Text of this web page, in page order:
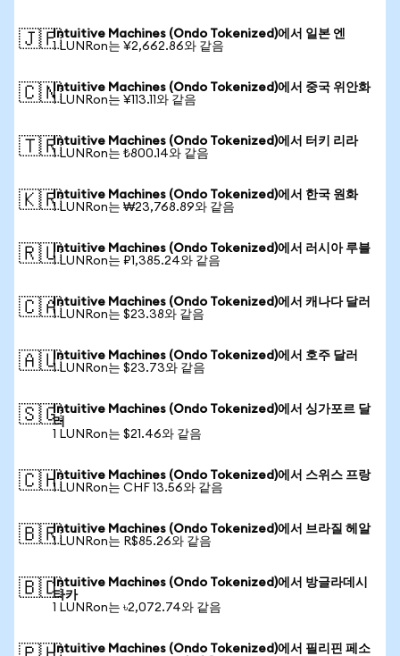
🇯🇵Intuitive Machines (Ondo Tokenized)에서 일본 엔
1 LUNRon는 ¥2,662.86와 같음
🇨🇳Intuitive Machines (Ondo Tokenized)에서 중국 위안화
1 LUNRon는 ¥113.11와 같음
🇹🇷Intuitive Machines (Ondo Tokenized)에서 터키 리라
1 LUNRon는 ₺800.14와 같음
🇰🇷Intuitive Machines (Ondo Tokenized)에서 한국 원화
1 LUNRon는 ₩23,768.89와 같음
🇷🇺Intuitive Machines (Ondo Tokenized)에서 러시아 루블
1 LUNRon는 ₽1,385.24와 같음
🇨🇦Intuitive Machines (Ondo Tokenized)에서 캐나다 달러
1 LUNRon는 $23.38와 같음
🇦🇺Intuitive Machines (Ondo Tokenized)에서 호주 달러
1 LUNRon는 $23.73와 같음
🇸🇬Intuitive Machines (Ondo Tokenized)에서 싱가포르 달
러
1 LUNRon는 $21.46와 같음
🇨🇭Intuitive Machines (Ondo Tokenized)에서 스위스 프랑
1 LUNRon는 CHF 13.56와 같음
🇧🇷Intuitive Machines (Ondo Tokenized)에서 브라질 헤알
1 LUNRon는 R$85.26와 같음
🇧🇩Intuitive Machines (Ondo Tokenized)에서 방글라데시
타카
1 LUNRon는 ৳2,072.74와 같음
Intuitive Machines (Ondo Tokenized)에서 필리핀 페소